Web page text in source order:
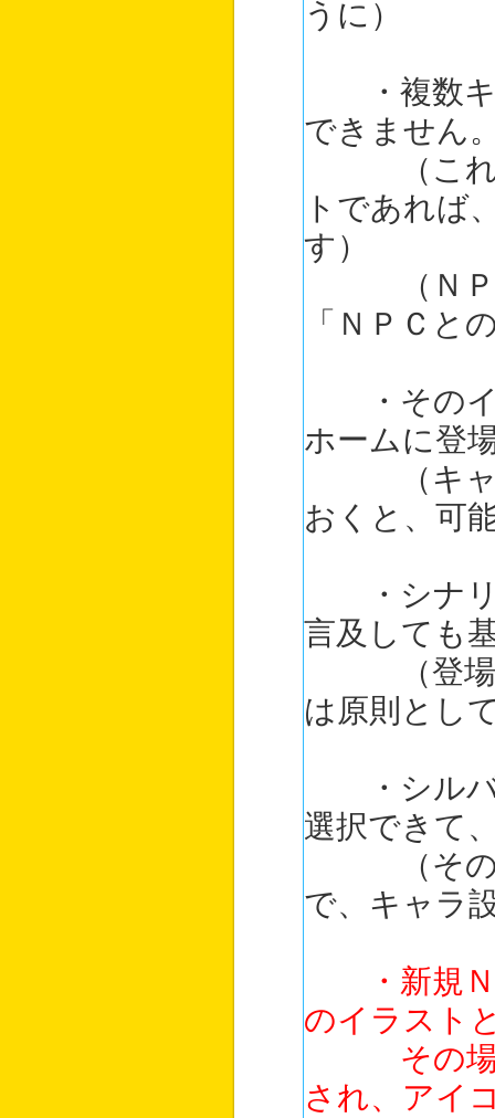
うに）
・複数キ
できません
（これま
トであれば
す）
（ＮＰＣ
「ＮＰＣと
・そのイ
ホームに登
（キャラ
おくと、可
・シナリ
言及しても
（登場す
は原則とし
・シルバ
選択できて
（その場
で、キャラ
・新規Ｎ
のイラスト
その場合
され、アイ